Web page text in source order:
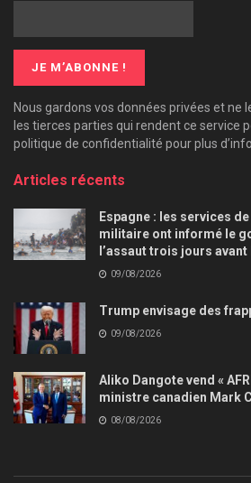
Nous gardons vos données privées et ne
les tierces parties qui rendent ce service
politique de confidentialité pour plus
Articles récents
Espagne : les services
militaire ont informé le
l’assaut trois jours avant
09/08/2026
Trump envisage des
09/08/2026
Aliko Dangote vend «
ministre canadien Mark
08/08/2026